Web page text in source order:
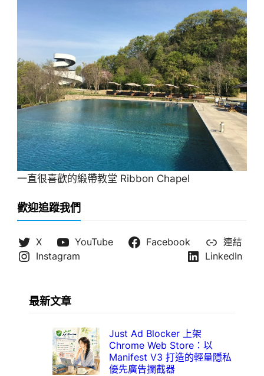
一直很喜歡的緞帶教堂 Ribbon Chapel
歡迎追蹤我們
X YouTube Facebook
連結
Instagram
LinkedIn
最新文章
Just Ad Blocker 上架
Chrome Web Store：以
Manifest V3 打造的輕量隱私
優先廣告攔截器